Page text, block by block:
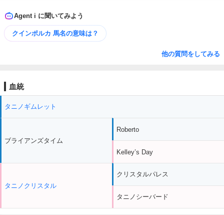
Agent i に聞いてみよう
クインポルカ 馬名の意味は？
他の質問をしてみる
血統
タニノギムレット
ブライアンズタイム
タニノクリスタル
Roberto
Kelley’s Day
クリスタルパレス
タニノシーバード